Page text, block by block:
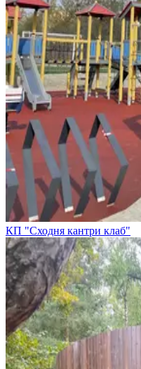
КП "Сходня кантри клаб"